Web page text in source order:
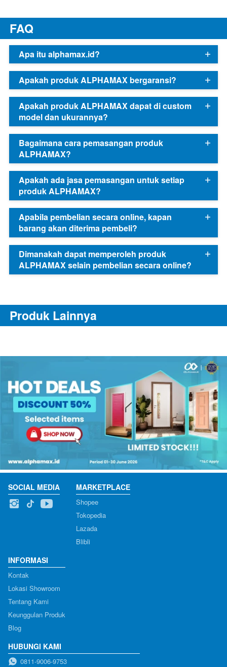
FAQ
Apa itu alphamax.id?
Apakah produk ALPHAMAX bergaransi?
Apakah produk ALPHAMAX dapat di custom
model dan ukurannya?
Bagaimana cara pemasangan produk
ALPHAMAX?
Apakah ada jasa pemasangan untuk setiap
produk ALPHAMAX?
Apabila pembelian secara online, kapan
barang akan diterima pembeli?
Dimanakah dapat memperoleh produk
ALPHAMAX selain pembelian secara online?
Produk Lainnya
SOCIAL MEDIA MARKETPLACE
Shopee
Tokopedia
Lazada
Blibli
INFORMASI
Kontak
Lokasi Showroom
Tentang Kami
Keunggulan Produk
Blog
HUBUNGI KAMI
0811-9006-9753